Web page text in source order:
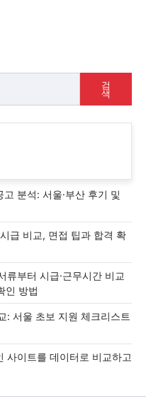
검
색
분석: 서울·부산 후기 및
급 비교, 면접 팁과 합격 확
류부터 시급·근무시간 비교
인 방법
: 서울 초보 지원 체크리스트
사이트를 데이터로 비교하고